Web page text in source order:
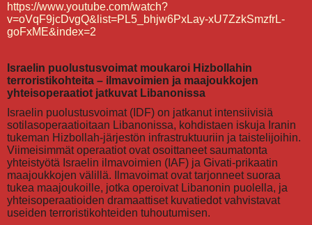
https://www.youtube.com/watch?
v=oVqF9jcDvgQ&list=PL5_bhjw6PxLay-xU7ZzkSmzfrL-
goFxME&index=2
Israelin puolustusvoimat moukaroi Hizbollahin
terroristikohteita – ilmavoimien ja maajoukkojen
yhteisoperaatiot jatkuvat Libanonissa
Israelin puolustusvoimat (IDF) on jatkanut intensiivisiä
sotilasoperaatioitaan Libanonissa, kohdistaen iskuja Iranin
tukeman Hizbollah-järjestön infrastruktuuriin ja taistelijoihin.
Viimeisimmät operaatiot ovat osoittaneet saumatonta
yhteistyötä Israelin ilmavoimien (IAF) ja Givati-prikaatin
maajoukkojen välillä. Ilmavoimat ovat tarjonneet suoraa
tukea maajoukoille, jotka operoivat Libanonin puolella, ja
yhteisoperaatioiden dramaattiset kuvatiedot vahvistavat
useiden terroristikohteiden tuhoutumisen.